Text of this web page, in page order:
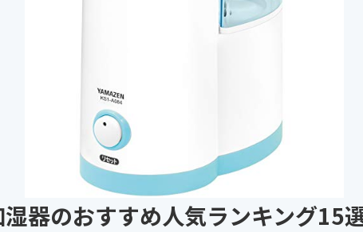
器のおすすめ人気ランキング15